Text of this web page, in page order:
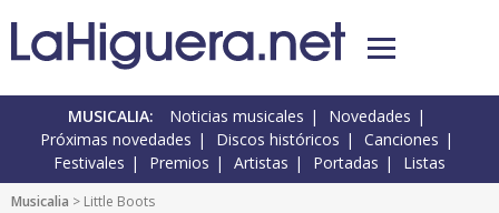
MUSICALIA: Noticias musicales
Novedades
Próximas novedades
Discos históricos
Canciones
Festivales
Premios Artistas Portadas Listas
Musicalia > Little Boots